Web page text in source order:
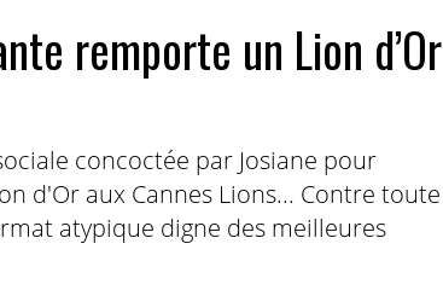
remporte un Lion d’Or
concoctée par Josiane pour
d'Or aux Cannes Lions... Contre toute
atypique digne des meilleures